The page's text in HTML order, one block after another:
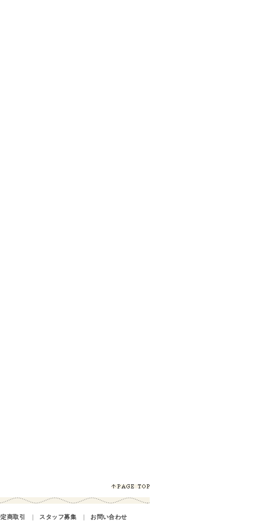
商取引 ｜ スタッフ募集 ｜ お問い合わせ